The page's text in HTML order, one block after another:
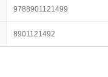
9788901121499
8901121492